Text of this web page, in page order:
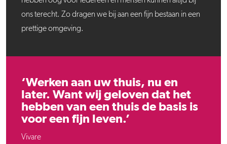
ons terecht. Zo dragen we bij aan een fijn bestaan in een
prettige omgeving.
‘Werken aan uw thuis, nu en
later. Want wij geloven dat het
hebben van een thuis de basis is
voor een fijn leven.’
Vivare